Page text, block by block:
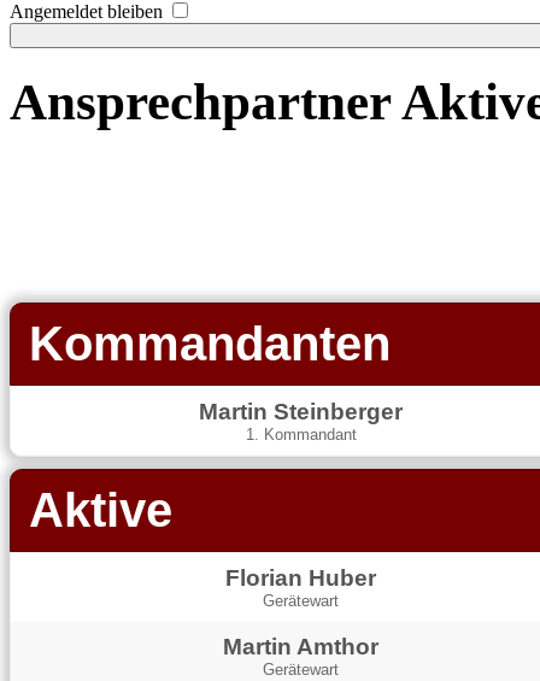
Angemeldet bleiben
Ansprechpartner
Kommandanten
Martin Steinberger
1. Kommandant
Aktive
Florian Huber
Gerätewart
Martin Amthor
Gerätewart